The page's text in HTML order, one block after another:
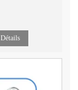
Détails